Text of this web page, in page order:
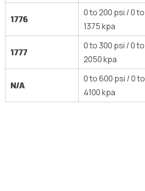
1776
0 to 200 psi / 0 to
1375 kpa
1777
0 to 300 psi / 0 to
2050 kpa
N/A
0 to 600 psi / 0 to
4100 kpa